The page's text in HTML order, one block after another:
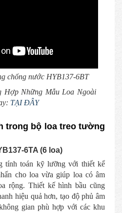
chống nước HYB137-6BT
Hợp Những Mẫu Loa Ngoài
TẠI ĐÂY
trong bộ loa treo tường
6TA (6 loa)
tính toán kỹ lưỡng với thiết kế
cho loa vừa giúp loa có âm
rộng. Thiết kế hình bầu cũng
hiệu quả hơn, tạo độ phủ âm
gian phù hợp với các khu